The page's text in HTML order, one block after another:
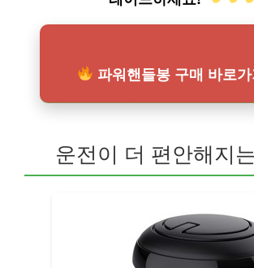
파워핸들봉 구매 바로가
운전이 더 편안해지